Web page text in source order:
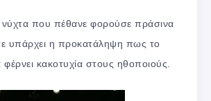
νύχτα που πέθανε φορούσε πράσινα
υπάρχει η προκατάληψη πως το
κακοτυχία στους ηθοποιούς.